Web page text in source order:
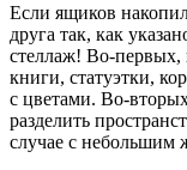
Если ящиков
друга так, как
стеллаж! Во-первых,
книги, статуэтки,
с цветами. Во-
разделить
случае с небольшим